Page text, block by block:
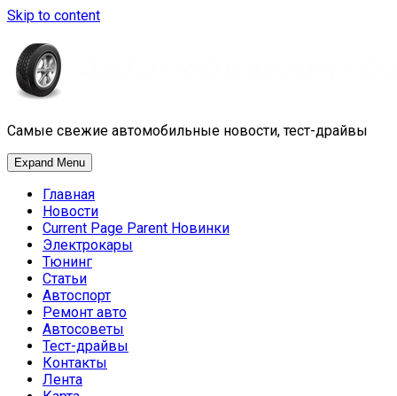
Skip to content
Самые свежие автомобильные новости, тест-драйвы
Expand Menu
Главная
Новости
Current Page Parent Новинки
Электрокары
Тюнинг
Статьи
Автоспорт
Ремонт авто
Автосоветы
Тест-драйвы
Контакты
Лента